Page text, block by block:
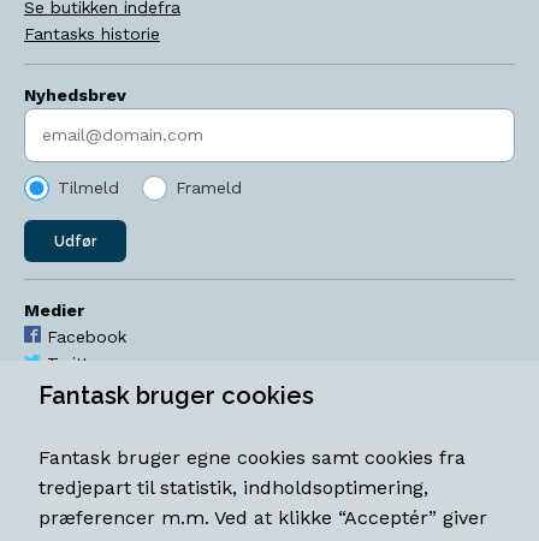
Se butikken indefra
Fantasks historie
Nyhedsbrev
Indtast søgeord
Tilmeld Frameld
Udfør
Medier
Facebook
Twitter
YouTube
Åbningstider
Mandag-torsdag 11-18
Fredag 11-18.30
Fantask bruger cookies
Fantask bruger egne cookies samt cookies fra
tredjepart til statistik, indholdsoptimering,
præferencer m.m. Ved at klikke “Acceptér” giver